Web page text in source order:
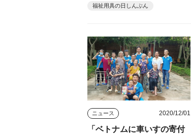
福祉用具の日しんぶん
ニュース 2020/12/01
「ベトナムに車いすの寄付